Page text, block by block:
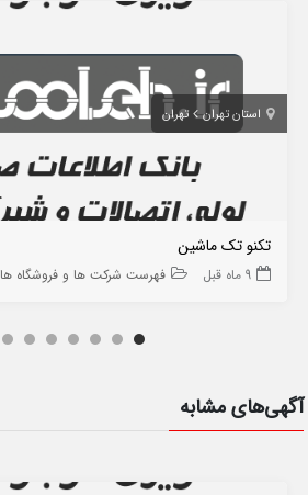
استان تهران تهران
تکنو تک ماشین
9 ماه قبل فهرست شرکت ها و فروشگاه ها
آگهی‌های مشابه